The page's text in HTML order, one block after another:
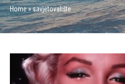
Home»savjetovalište